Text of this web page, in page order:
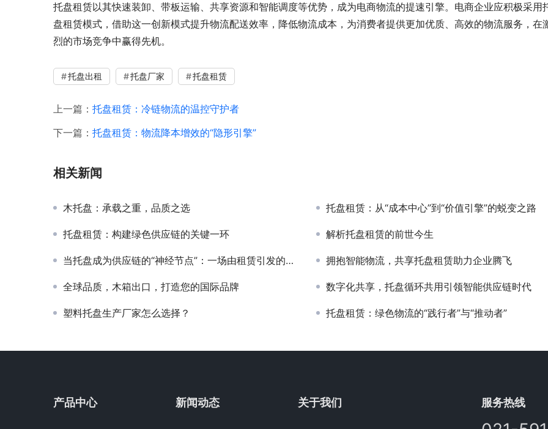
托盘租赁以其快速装卸、带板运输、共享资源和智能调度等优势，成为电商物流的提速引擎。电商企业应积极采用
盘租赁模式，借助这一创新模式提升物流配送效率，降低物流成本，为消费者提供更加优质、高效的物流服务，在
烈的市场竞争中赢得先机。
托盘出租 托盘厂家 托盘租赁
上一篇： 托盘租赁：冷链物流的温控守护者
下一篇： 托盘租赁：物流降本增效的“隐形引擎”
相关新闻
木托盘：承载之重，品质之选 托盘租赁：从“成本中心”到“价值引擎”的蜕变之路
托盘租赁：构建绿色供应链的关键一环 解析托盘租赁的前世今生
当托盘成为供应链的“神经节点”：一场由租赁引发的产业效率跃迁 拥抱智能物流，共享托盘租赁助力企业腾飞
全球品质，木箱出口，打造您的国际品牌 数字化共享，托盘循环共用引领智能供应链时代
塑料托盘生产厂家怎么选择？ 托盘租赁：绿色物流的“践行者”与“推动者”
产品中心 新闻动态 关于我们 服务热线